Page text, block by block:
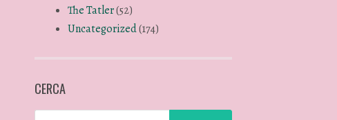
The Tatler(52)
Uncategorized(174)
CERCA